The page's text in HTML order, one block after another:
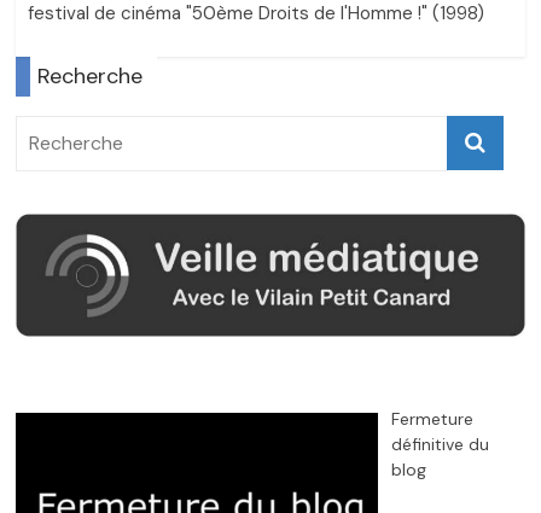
festival de cinéma "50ème Droits de l'Homme !" (1998)
Recherche
Fermeture
définitive du
blog